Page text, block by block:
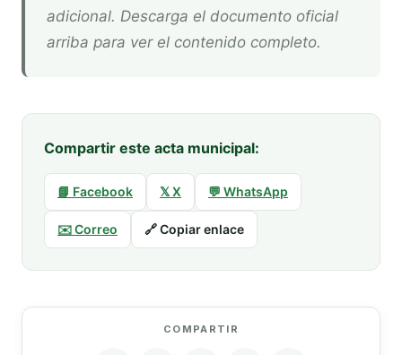
adicional. Descarga el documento oficial
arriba para ver el contenido completo.
Compartir este acta municipal:
📘 Facebook 𝕏 X 💬 WhatsApp
✉️ Correo 🔗 Copiar enlace
COMPARTIR